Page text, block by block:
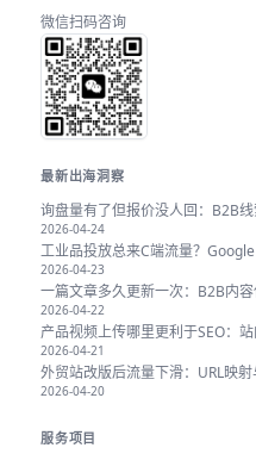
微信扫码咨询
最新出海洞察
询盘量有了但报价没人回：B2B
2026-04-24
工业品投放总来C端流量？
2026-04-23
一篇文章多久更新一次：B2B内
2026-04-22
产品视频上传哪里更利于SEO：
2026-04-21
外贸站改版后流量下滑：URL映
2026-04-20
服务项目